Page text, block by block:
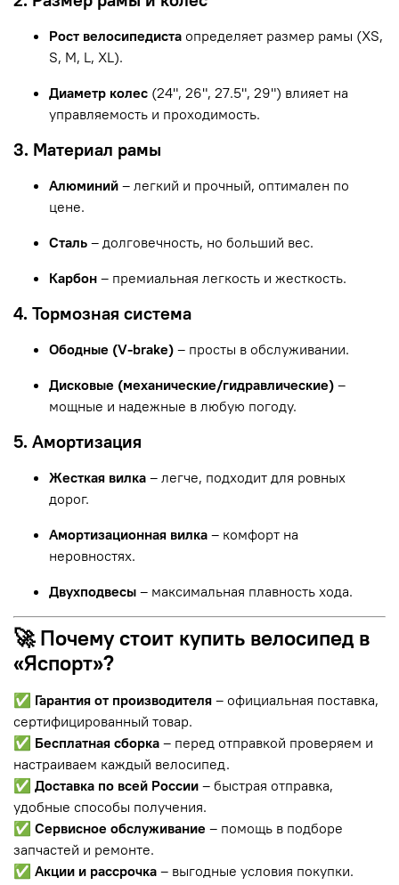
Рост велосипедиста определяет размер рамы (XS,
S, M, L, XL).
Диаметр колес (24", 26", 27.5", 29") влияет на
управляемость и проходимость.
3. Материал рамы
Алюминий – легкий и прочный, оптимален по
цене.
Сталь – долговечность, но больший вес.
Карбон – премиальная легкость и жесткость.
4. Тормозная система
Ободные (V-brake) – просты в обслуживании.
Дисковые (механические/гидравлические) –
мощные и надежные в любую погоду.
5. Амортизация
Жесткая вилка – легче, подходит для ровных
дорог.
Амортизационная вилка – комфорт на
неровностях.
Двухподвесы – максимальная плавность хода.
🚀 Почему стоит купить велосипед в
«Яспорт»?
✅ Гарантия от производителя – официальная поставка,
сертифицированный товар.
✅ Бесплатная сборка – перед отправкой проверяем и
настраиваем каждый велосипед.
✅ Доставка по всей России – быстрая отправка,
удобные способы получения.
✅ Сервисное обслуживание – помощь в подборе
запчастей и ремонте.
✅ Акции и рассрочка – выгодные условия покупки.